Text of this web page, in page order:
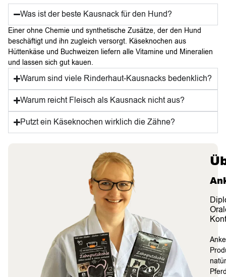
Was ist der beste Kausnack für den Hund?
Einer ohne Chemie und synthetische Zusätze, der den Hund
beschäftigt und ihn zugleich versorgt. Käseknochen aus
Hüttenkäse und Buchweizen liefern alle Vitamine und Mineralien
und lassen sich gut kauen.
Warum sind viele Rinderhaut-Kausnacks bedenklich?
Warum reicht Fleisch als Kausnack nicht aus?
Putzt ein Käseknochen wirklich die Zähne?